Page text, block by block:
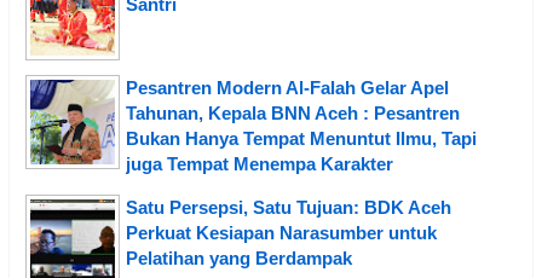
Santri
Pesantren Modern Al-Falah Gelar Apel
Tahunan, Kepala BNN Aceh : Pesantren
Bukan Hanya Tempat Menuntut Ilmu, Tapi
juga Tempat Menempa Karakter
Satu Persepsi, Satu Tujuan: BDK Aceh
Perkuat Kesiapan Narasumber untuk
Pelatihan yang Berdampak